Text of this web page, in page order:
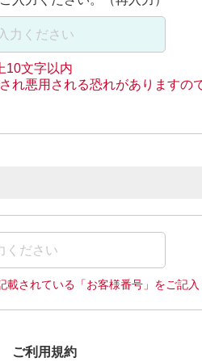
10文字以内
れ悪用される恐れがありますの
されている「お客様番号」をご記入
ご利用規約